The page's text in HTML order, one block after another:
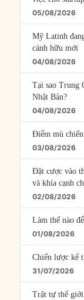
05/08/2026
Mỹ Latinh
cánh hữu mới
04/08/2026
Tại sao Trung
Nhật Bản?
04/08/2026
Điểm mù
03/08/2026
Đặt cược vào
và khía cạnh
02/08/2026
Làm thế nào
01/08/2026
Chiến lược kế
31/07/2026
Trật tự thế